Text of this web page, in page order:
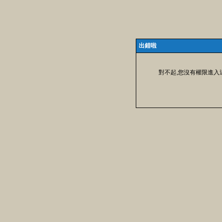
出錯啦
對不起,您沒有權限進入